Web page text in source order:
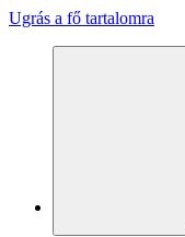
Ugrás a fő tartalomra